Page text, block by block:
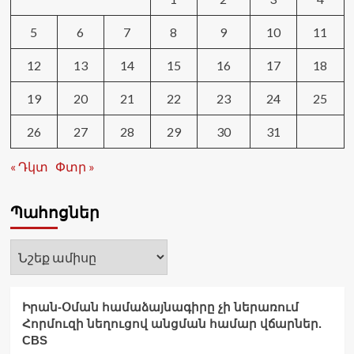
5 6 7 8 9 10 11
12 13 14 15 16 17 18
19 20 21 22 23 24 25
26 27 28 29 30 31
« Դկտ Փտր »
Պահոցներ
Պահոցներ
Իրան-Օման համաձայնագիրը չի ներառում
Հորմուզի նեղուցով անցման համար վճարներ.
CBS